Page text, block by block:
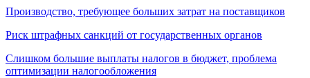
Производство, требующее больших затрат на поставщиков
Риск штрафных санкций от государственных органов
Слишком большие выплаты налогов в бюджет, проблема
оптимизации налогообложения